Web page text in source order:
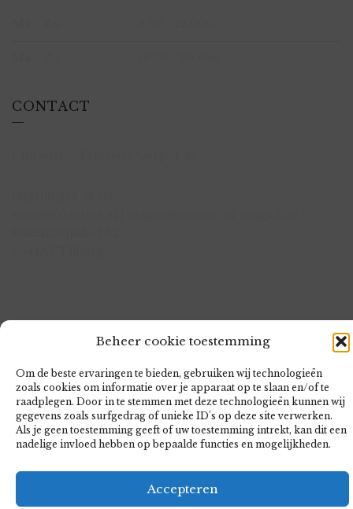
Beheer cookie toestemming
Om de beste ervaringen te bieden, gebruiken wij technologieën
zoals cookies om informatie over je apparaat op te slaan en/of te
raadplegen. Door in te stemmen met deze technologieën kunnen wij
gegevens zoals surfgedrag of unieke ID's op deze site verwerken.
Als je geen toestemming geeft of uw toestemming intrekt, kan dit een
nadelige invloed hebben op bepaalde functies en mogelijkheden.
Accepteren
CONTACT
Bank:NL22 KNAB 0601 6113 57
CSSIGNITER- POWERED BY WORDPRESS